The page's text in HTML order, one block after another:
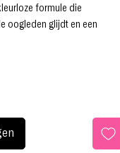
formule die
oogleden glijdt en een
oogplooi.
oogmake-up
E, een antioxidant die